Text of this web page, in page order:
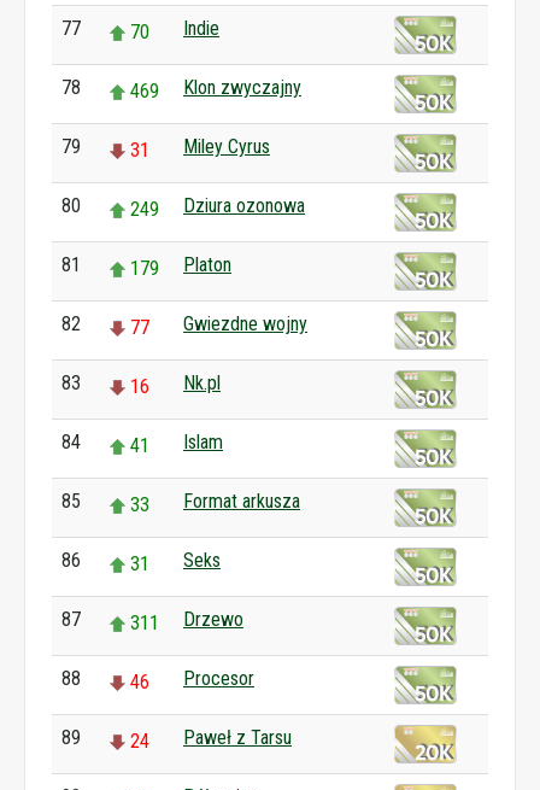
77 70 Indie
78 469 Klon zwyczajny
79 31 Miley Cyrus
80 249 Dziura ozonowa
81 179 Platon
82 77 Gwiezdne wojny
83 16 Nk.pl
84 41 Islam
85 33 Format arkusza
86 31 Seks
87 311 Drzewo
88 46 Procesor
89 24 Paweł z Tarsu